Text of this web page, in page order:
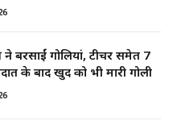
ने बरसाईं गोलियां, टीचर समेत 7
के बाद खुद को भी मारी गोली